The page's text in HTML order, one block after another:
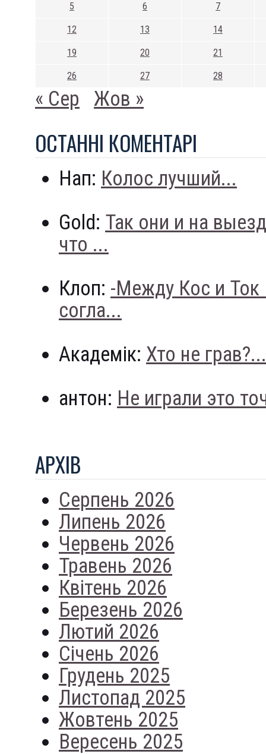
5 6 7
12 13 14
19 20 21
26 27 28
« Сер Жов »
ОСТАННI КОМЕНТАРI
Нап: Колос лучший...
Gold: Так они и на
что ...
Клоп: -Между Кос и
согла...
Академік: Хто не грав?...
антон: Не играли это
АРХIВ
Серпень 2026
Липень 2026
Червень 2026
Травень 2026
Квітень 2026
Березень 2026
Лютий 2026
Січень 2026
Грудень 2025
Листопад 2025
Жовтень 2025
Вересень 2025